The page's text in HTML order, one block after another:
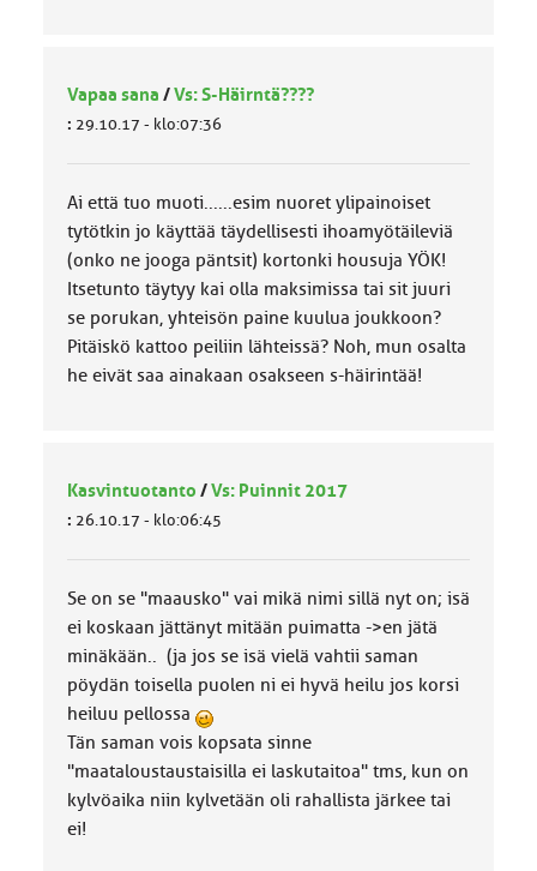
Vapaa sana /Vs: S-Häirntä????
: 29.10.17 - klo:07:36
Ai että tuo muoti......esim nuoret ylipainoiset
tytötkin jo käyttää täydellisesti ihoamyötäileviä
(onko ne jooga päntsit) kortonki housuja YÖK!
Itsetunto täytyy kai olla maksimissa tai sit juuri
se porukan, yhteisön paine kuulua joukkoon?
Pitäiskö kattoo peiliin lähteissä? Noh, mun osalta
he eivät saa ainakaan osakseen s-häirintää!
Kasvintuotanto /Vs: Puinnit 2017
: 26.10.17 - klo:06:45
Se on se "maausko" vai mikä nimi sillä nyt on; isä
ei koskaan jättänyt mitään puimatta ->en jätä
minäkään.. (ja jos se isä vielä vahtii saman
pöydän toisella puolen ni ei hyvä heilu jos korsi
heiluu pellossa
Tän saman vois kopsata sinne
"maataloustaustaisilla ei laskutaitoa" tms, kun on
kylvöaika niin kylvetään oli rahallista järkee tai
ei!